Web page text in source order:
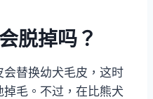
脱掉吗？
替换幼犬毛皮，这时
毛。不过，在比熊犬